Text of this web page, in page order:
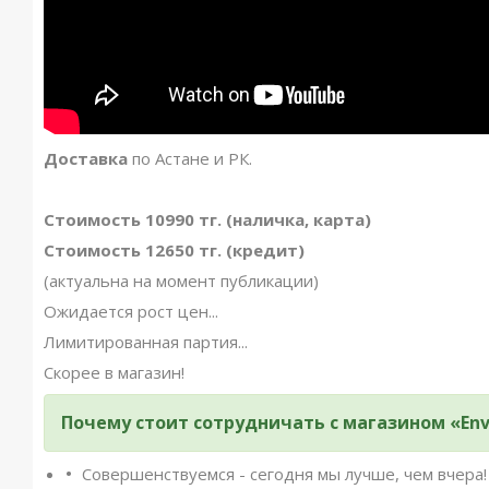
Доставка по Астане и РК.
Стоимость 10990 тг. (наличка, карта)
Стоимость 12650 тг. (кредит)
(актуальна на момент публикации)
Ожидается рост цен...
Лимитированная партия...
Скорее в магазин!
Почему стоит сотрудничать с магазином
Совершенствуемся - сегодня мы лучше, чем вчера!